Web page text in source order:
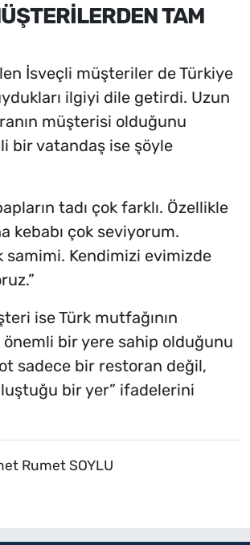
TAM
İsveçli müşteriler de Türkiye
ilgiyi dile getirdi. Uzun
müşterisi olduğunu
bir vatandaş ise şöyle
tadı çok farklı. Özellikle
kebabı çok seviyorum.
samimi. Kendimizi evimizde
ise Türk mutfağının
önemli bir yere sahip olduğunu
sadece bir restoran değil,
bir yer” ifadelerini
Rumet SOYLU